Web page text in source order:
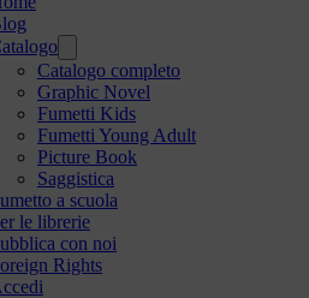
Catalogo completo
Graphic Novel
Fumetti Kids
Fumetti Young Adult
Picture Book
Saggistica
a scuola
le librerie
con noi
Rights